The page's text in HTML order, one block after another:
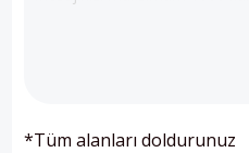
*Tüm alanları doldurunuz